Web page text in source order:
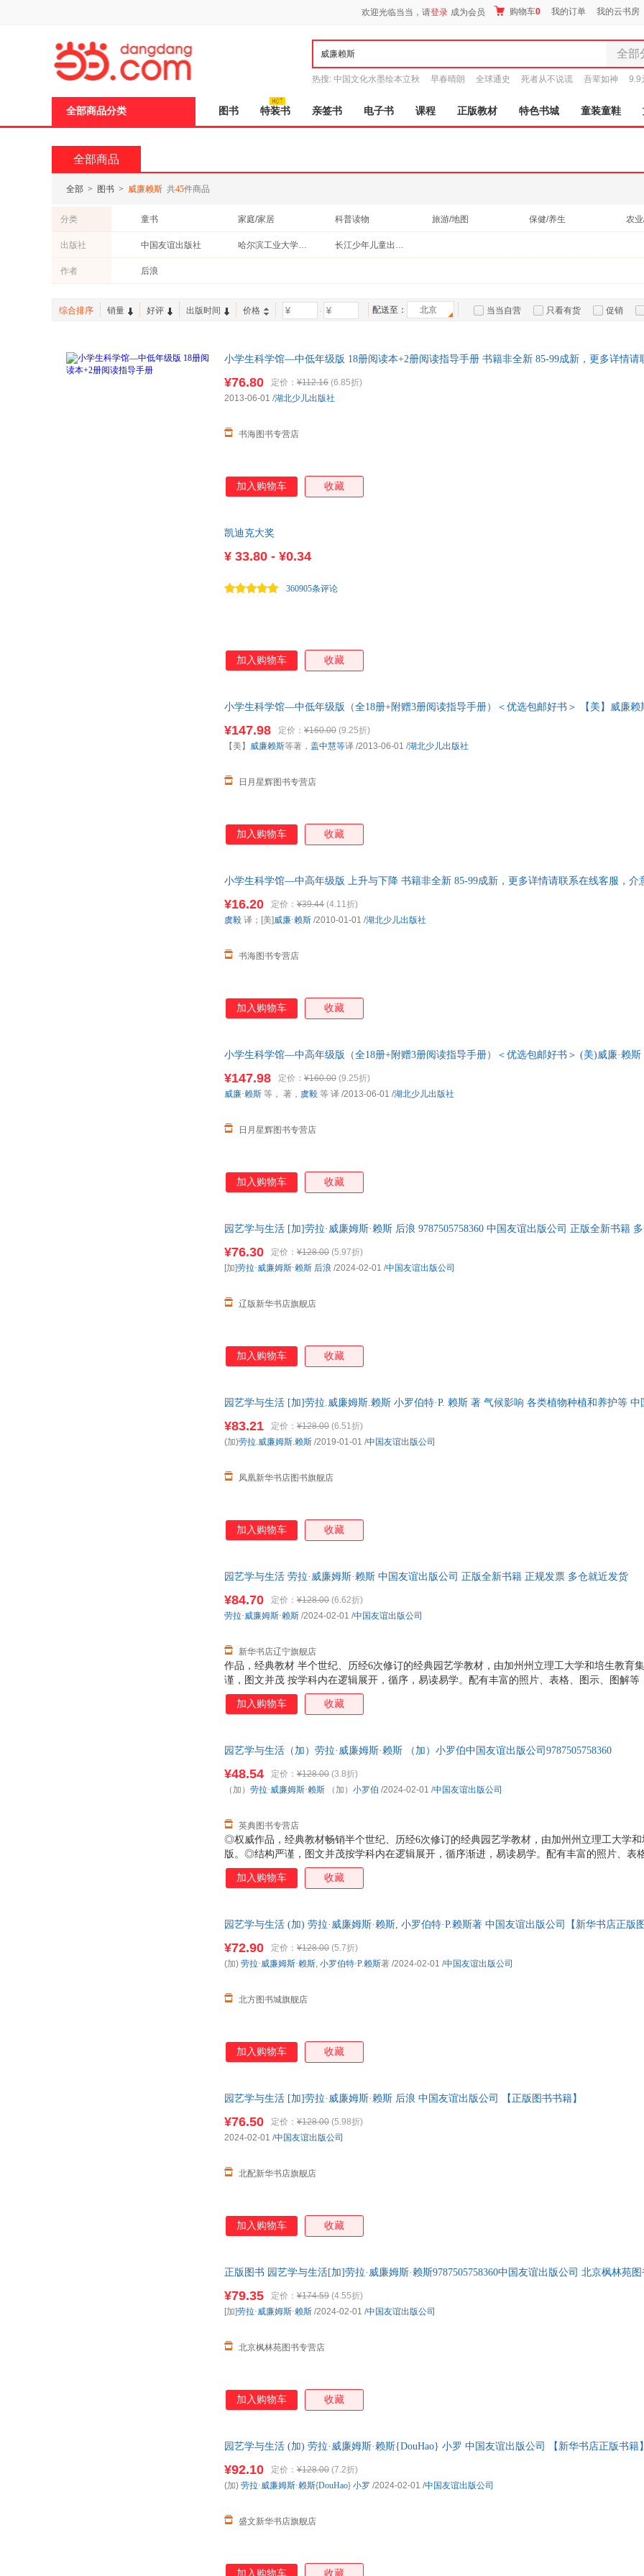
欢迎光临当当，请登录 成为会员 购物车0 我的订单 我的云书房
全部
全部
图书
电子书
玩具
鞋
手表饰
热搜: 中国文化水墨绘本立秋 早春晴朗 全球通史 死者从不说谎 吾辈如神 9.9
全部商品分类 图书 特装书 亲签书 电子书 课程 正版教材 特色书城 童装童鞋
全部商品
全部 > 图书 > 威廉赖斯 共45件商品
分类 童书 家庭/家居 科普读物 旅游/地图 保健/养生 农
教材
工具书 动漫/幽默
出版社 中国友谊出版社 哈尔滨工业大学出版社 长江少年儿童出版社
作者 后浪
综合排序 销量 好评 出版时间 价格 - 配送至： 北京 当当自营 只看有货 促销
小学生科学馆—中低年级版 18册阅读本+2册阅读指导手册 书籍非全新 85-99成新，更多详情请
¥76.80 定价： ¥112.16 (6.85折)
书海图书专营店
2013-06-01 /湖北少儿出版社
加入购物车 收藏
凯迪克大奖
¥ 33.80 - ¥0.34
360905条评论
加入购物车 收藏
小学生科学馆—中低年级版（全18册+附赠3册阅读指导手册）＜优选包邮好书＞ 【美】威廉赖
¥147.98 定价： ¥160.00 (9.25折)
日月星辉图书专营店
【美】 威廉赖斯等著， 盖中慧等译 /2013-06-01 /湖北少儿出版社
加入购物车 收藏
小学生科学馆—中高年级版 上升与下降 书籍非全新 85-99成新，更多详情请联系在线客服，介
¥16.20 定价： ¥39.44 (4.11折)
书海图书专营店
虞毅 译；[美]威廉·赖斯 /2010-01-01 /湖北少儿出版社
加入购物车 收藏
小学生科学馆—中高年级版（全18册+附赠3册阅读指导手册）＜优选包邮好书＞ (美)威廉·赖
¥147.98 定价： ¥160.00 (9.25折)
日月星辉图书专营店
威廉·赖斯 等， 著， 虞毅 等 译 /2013-06-01 /湖北少儿出版社
加入购物车 收藏
园艺学与生活 [加]劳拉·威廉姆斯·赖斯 后浪 9787505758360 中国友谊出版公司 正版全新书籍
¥76.30 定价： ¥128.00 (5.97折)
辽版新华书店旗舰店
[加]劳拉·威廉姆斯·赖斯 后浪 /2024-02-01 /中国友谊出版公司
加入购物车 收藏
园艺学与生活 [加]劳拉.威廉姆斯.赖斯 小罗伯特·P. 赖斯 著 气候影响 各类植物种植和养护等
¥83.21 定价： ¥128.00 (6.51折)
凤凰新华书店图书旗舰店
(加)劳拉.威廉姆斯.赖斯 /2019-01-01 /中国友谊出版公司
加入购物车 收藏
园艺学与生活 劳拉·威廉姆斯·赖斯 中国友谊出版公司 正版全新书籍 正规发票 多仓就近发货
作品，经典教材 半个世纪、历经6次修订的经典园艺学教材，由加州州立理工大学和培生教育
谨，图文并茂 按学科内在逻辑展开，循序，易读易学。配有丰富的照片、表格、图示、图解等
解。 丰富的学 每章均配备学、问题与讨论、参考文献等板块，并提供充足的例证，帮助零基础
¥84.70 定价： ¥128.00 (6.62折)
新华书店辽宁旗舰店
劳拉·威廉姆斯·赖斯 /2024-02-01 /中国友谊出版公司
加入购物车 收藏
园艺学与生活（加）劳拉·威廉姆斯·赖斯 （加）小罗伯中国友谊出版公司9787505758360
◎权威作品，经典教材畅销半个世纪、历经6次修订的经典园艺学教材，由加州州立理工大学和
版。◎结构严谨，图文并茂按学科内在逻辑展开，循序渐进，易读易学。配有丰富的照片、表
面加深读者认知和理解。◎丰富的学习板块每章均配备学习目标、问题与讨论、参考文献等板
证，帮助零基础读者自学成才。
¥48.54 定价： ¥128.00 (3.8折)
英典图书专营店
（加） 劳拉·威廉姆斯·赖斯 （加） 小罗伯 /2024-02-01 /中国友谊出版公司
加入购物车 收藏
园艺学与生活 (加) 劳拉·威廉姆斯·赖斯, 小罗伯特·P.赖斯著 中国友谊出版公司【新华书店正版
¥72.90 定价： ¥128.00 (5.7折)
北方图书城旗舰店
(加) 劳拉·威廉姆斯·赖斯, 小罗伯特·P.赖斯著 /2024-02-01 /中国友谊出版公司
加入购物车 收藏
园艺学与生活 [加]劳拉·威廉姆斯·赖斯 后浪 中国友谊出版公司 【正版图书书籍】
¥76.50 定价： ¥128.00 (5.98折)
北配新华书店旗舰店
2024-02-01 /中国友谊出版公司
加入购物车 收藏
正版图书 园艺学与生活[加]劳拉·威廉姆斯·赖斯9787505758360中国友谊出版公司 北京枫林苑图
¥79.35 定价： ¥174.59 (4.55折)
北京枫林苑图书专营店
[加]劳拉·威廉姆斯·赖斯 /2024-02-01 /中国友谊出版公司
加入购物车 收藏
园艺学与生活 (加) 劳拉·威廉姆斯·赖斯{DouHao} 小罗 中国友谊出版公司 【新华书店正版书籍
¥92.10 定价： ¥128.00 (7.2折)
盛文新华书店旗舰店
(加) 劳拉·威廉姆斯·赖斯{DouHao} 小罗 /2024-02-01 /中国友谊出版公司
加入购物车 收藏
页